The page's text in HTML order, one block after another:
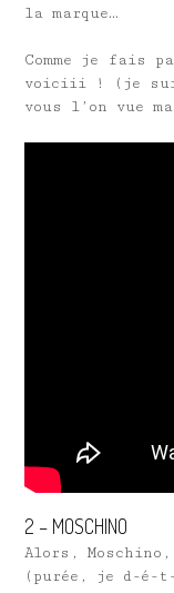
la marque…
Comme je fais
voiciii ! (je suis
vous l’on vue
2 – MOSCHINO
Alors,
(purée, je d-é-